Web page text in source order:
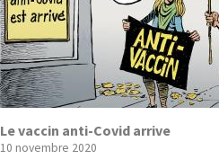
Le vaccin anti-Covid arrive
10 novembre 2020